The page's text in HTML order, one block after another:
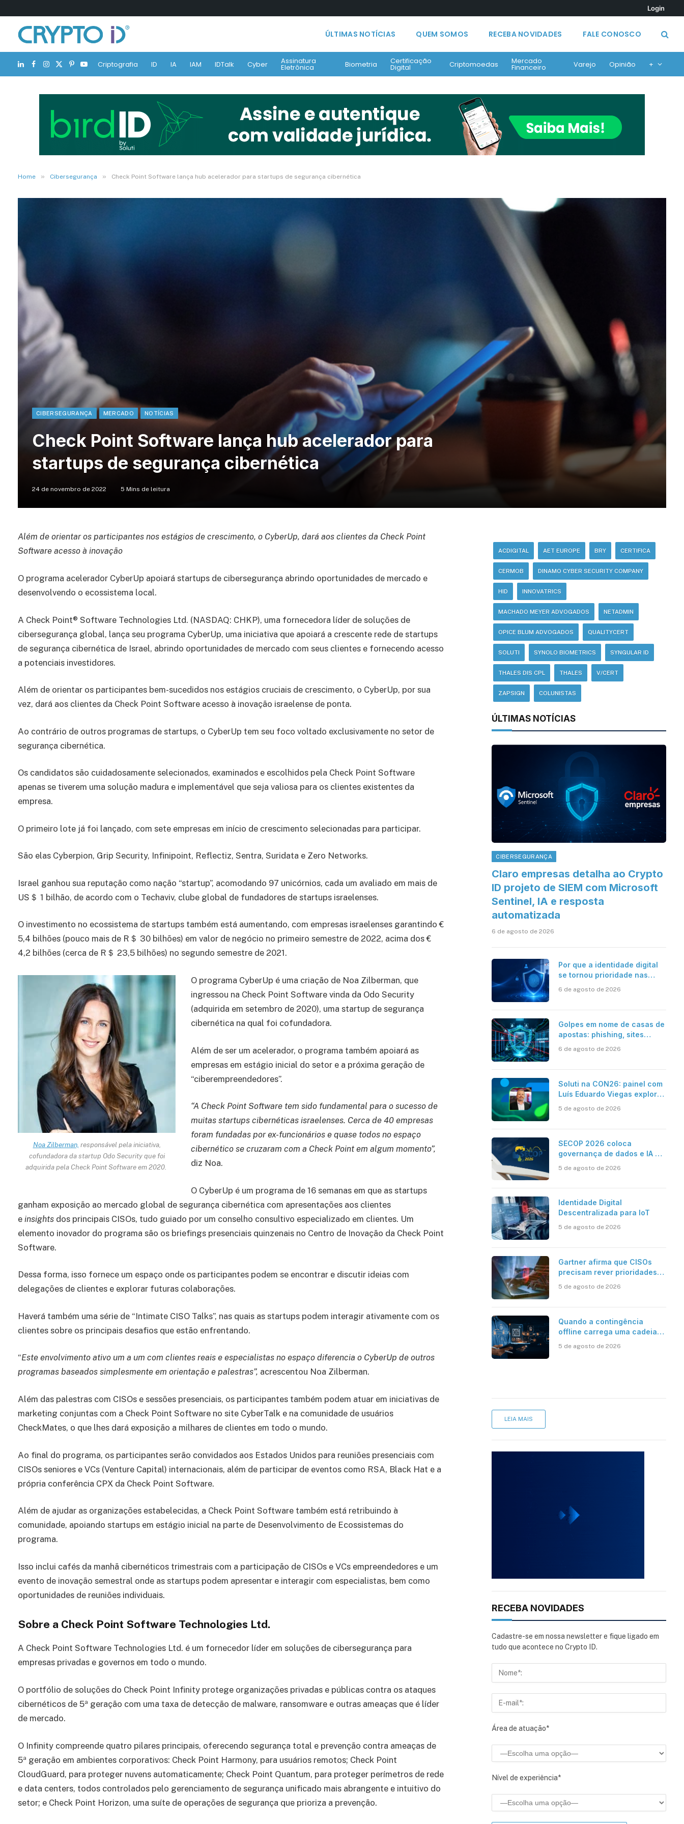
Login
ÚLTIMAS NOTÍCIAS QUEM SOMOS RECEBA NOVIDADES FALE CONOSCO
LinkedIn
Facebook
Instagram
X
(Twitter)
Pinterest
YouTubeCriptografia ID IA IAM IDTalk Cyber Assinatura
Eletrônica Biometria Certificação
Digital Criptomoedas Mercado
Financeiro Varejo Opinião +
Home » Cibersegurança » Check Point Software lança hub acelerador para startups de segurança cibernética
CIBERSEGURANÇA MERCADO NOTÍCIAS
Check Point Software lança hub acelerador para
startups de segurança cibernética
24 de novembro de 2022 5 Mins de leitura
Além de orientar os participantes nos estágios de crescimento, o CyberUp, dará aos clientes da Check Point
Software acesso à inovação
O programa acelerador CyberUp apoiará startups de cibersegurança abrindo oportunidades de mercado e
desenvolvendo o ecossistema local.
A Check Point® Software Technologies Ltd. (NASDAQ: CHKP), uma fornecedora líder de soluções de
cibersegurança global, lança seu programa CyberUp, uma iniciativa que apoiará a crescente rede de startups
de segurança cibernética de Israel, abrindo oportunidades de mercado com seus clientes e fornecendo acesso
a potenciais investidores.
Além de orientar os participantes bem-sucedidos nos estágios cruciais de crescimento, o CyberUp, por sua
vez, dará aos clientes da Check Point Software acesso à inovação israelense de ponta.
Ao contrário de outros programas de startups, o CyberUp tem seu foco voltado exclusivamente no setor de
segurança cibernética.
Os candidatos são cuidadosamente selecionados, examinados e escolhidos pela Check Point Software
apenas se tiverem uma solução madura e implementável que seja valiosa para os clientes existentes da
empresa.
O primeiro lote já foi lançado, com sete empresas em início de crescimento selecionadas para participar.
São elas Cyberpion, Grip Security, Infinipoint, Reflectiz, Sentra, Suridata e Zero Networks.
Israel ganhou sua reputação como nação “startup”, acomodando 97 unicórnios, cada um avaliado em mais de
US＄ 1 bilhão, de acordo com o Techaviv, clube global de fundadores de startups israelenses.
O investimento no ecossistema de startups também está aumentando, com empresas israelenses garantindo €
5,4 bilhões (pouco mais de R＄ 30 bilhões) em valor de negócio no primeiro semestre de 2022, acima dos €
4,2 bilhões (cerca de R＄ 23,5 bilhões) no segundo semestre de 2021.
Noa Zilberman, responsável pela iniciativa,
cofundadora da startup Odo Security que foi
adquirida pela Check Point Software em 2020.
O programa CyberUp é uma criação de Noa Zilberman, que
ingressou na Check Point Software vinda da Odo Security
(adquirida em setembro de 2020), uma startup de segurança
cibernética na qual foi cofundadora.
Além de ser um acelerador, o programa também apoiará as
empresas em estágio inicial do setor e a próxima geração de
“ciberempreendedores”.
“A Check Point Software tem sido fundamental para o sucesso de
muitas startups cibernéticas israelenses. Cerca de 40 empresas
foram fundadas por ex-funcionários e quase todos no espaço
cibernético se cruzaram com a Check Point em algum momento”,
diz Noa.
O CyberUp é um programa de 16 semanas em que as startups
ganham exposição ao mercado global de segurança cibernética com apresentações aos clientes
e insights dos principais CISOs, tudo guiado por um conselho consultivo especializado em clientes. Um
elemento inovador do programa são os briefings presenciais quinzenais no Centro de Inovação da Check Point
Software.
Dessa forma, isso fornece um espaço onde os participantes podem se encontrar e discutir ideias com
delegações de clientes e explorar futuras colaborações.
Haverá também uma série de “Intimate CISO Talks”, nas quais as startups podem interagir ativamente com os
clientes sobre os principais desafios que estão enfrentando.
“Este envolvimento ativo um a um com clientes reais e especialistas no espaço diferencia o CyberUp de outros
programas baseados simplesmente em orientação e palestras”, acrescentou Noa Zilberman.
Além das palestras com CISOs e sessões presenciais, os participantes também podem atuar em iniciativas de
marketing conjuntas com a Check Point Software no site CyberTalk e na comunidade de usuários
CheckMates, o que lhes dará exposição a milhares de clientes em todo o mundo.
Ao final do programa, os participantes serão convidados aos Estados Unidos para reuniões presenciais com
CISOs seniores e VCs (Venture Capital) internacionais, além de participar de eventos como RSA, Black Hat e a
própria conferência CPX da Check Point Software.
Além de ajudar as organizações estabelecidas, a Check Point Software também está retribuindo à
comunidade, apoiando startups em estágio inicial na parte de Desenvolvimento de Ecossistemas do
programa.
Isso inclui cafés da manhã cibernéticos trimestrais com a participação de CISOs e VCs empreendedores e um
evento de inovação semestral onde as startups podem apresentar e interagir com especialistas, bem como
oportunidades de reuniões individuais.
Sobre a Check Point Software Technologies Ltd.
A Check Point Software Technologies Ltd. é um fornecedor líder em soluções de cibersegurança para
empresas privadas e governos em todo o mundo.
O portfólio de soluções do Check Point Infinity protege organizações privadas e públicas contra os ataques
cibernéticos de 5ª geração com uma taxa de detecção de malware, ransomware e outras ameaças que é líder
de mercado.
O Infinity compreende quatro pilares principais, oferecendo segurança total e prevenção contra ameaças de
5ª geração em ambientes corporativos: Check Point Harmony, para usuários remotos; Check Point
CloudGuard, para proteger nuvens automaticamente; Check Point Quantum, para proteger perímetros de rede
e data centers, todos controlados pelo gerenciamento de segurança unificado mais abrangente e intuitivo do
setor; e Check Point Horizon, uma suíte de operações de segurança que prioriza a prevenção.
ACDIGITAL AET EUROPE BRY CERTIFICA
CERMOB DINAMO CYBER SECURITY COMPANY
HID INNOVATRICS
MACHADO MEYER ADVOGADOS NETADMIN
OPICE BLUM ADVOGADOS QUALITYCERT
SOLUTI SYNOLO BIOMETRICS SYNGULAR ID
THALES DIS CPL THALES V/CERT
ZAPSIGN COLUNISTAS
ÚLTIMAS NOTÍCIAS
CIBERSEGURANÇA
Claro empresas detalha ao Crypto
ID projeto de SIEM com Microsoft
Sentinel, IA e resposta
automatizada
6 de agosto de 2026
Por que a identidade digital
se tornou prioridade nas
6 de agosto de 2026
Golpes em nome de casas de
apostas: phishing, sites
6 de agosto de 2026
Soluti na CON26: painel com
Luís Eduardo Viegas explora
eficiência da Contabilidade
5 de agosto de 2026
SECOP 2026 coloca
governança de dados e IA no
5 de agosto de 2026
Identidade Digital
Descentralizada para IoT
5 de agosto de 2026
Gartner afirma que CISOs
precisam rever prioridades
para enfrentar os desafios
5 de agosto de 2026
Quando a contingência
offline carrega uma cadeia
5 de agosto de 2026
LEIA MAIS
RECEBA NOVIDADES
Cadastre-se em nossa newsletter e fique ligado em
tudo que acontece no Crypto ID.
Área de atuação*
Nível de experiência*